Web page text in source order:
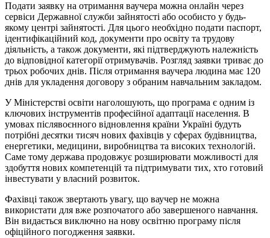
Подати заявку на отримання ваучера можна онлайн через
сервіси Державної служби зайнятості або особисто у будь-
якому центрі зайнятості. Для цього необхідно подати паспорт,
ідентифікаційний код, документи про освіту та трудову
діяльність, а також документи, які підтверджують належність
до відповідної категорії отримувачів. Розгляд заявки триває до
трьох робочих днів. Після отримання ваучера людина має 120
днів для укладення договору з обраним навчальним закладом.
У Міністерстві освіти наголошують, що програма є одним із
ключових інструментів професійної адаптації населення. В
умовах післявоєнного відновлення країни Україні будуть
потрібні десятки тисяч нових фахівців у сферах будівництва,
енергетики, медицини, виробництва та високих технологій.
Саме тому держава продовжує розширювати можливості для
здобуття нових компетенцій та підтримувати тих, хто готовий
інвестувати у власний розвиток.
Фахівці також звертають увагу, що ваучер не можна
використати для вже розпочатого або завершеного навчання.
Він видається виключно на нову освітню програму після
офіційного погодження заявки.